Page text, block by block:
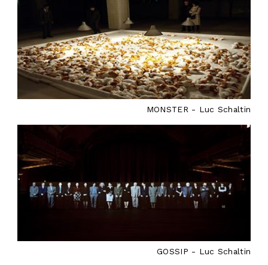
MONSTER - Luc Schaltin
GOSSIP - Luc Schaltin